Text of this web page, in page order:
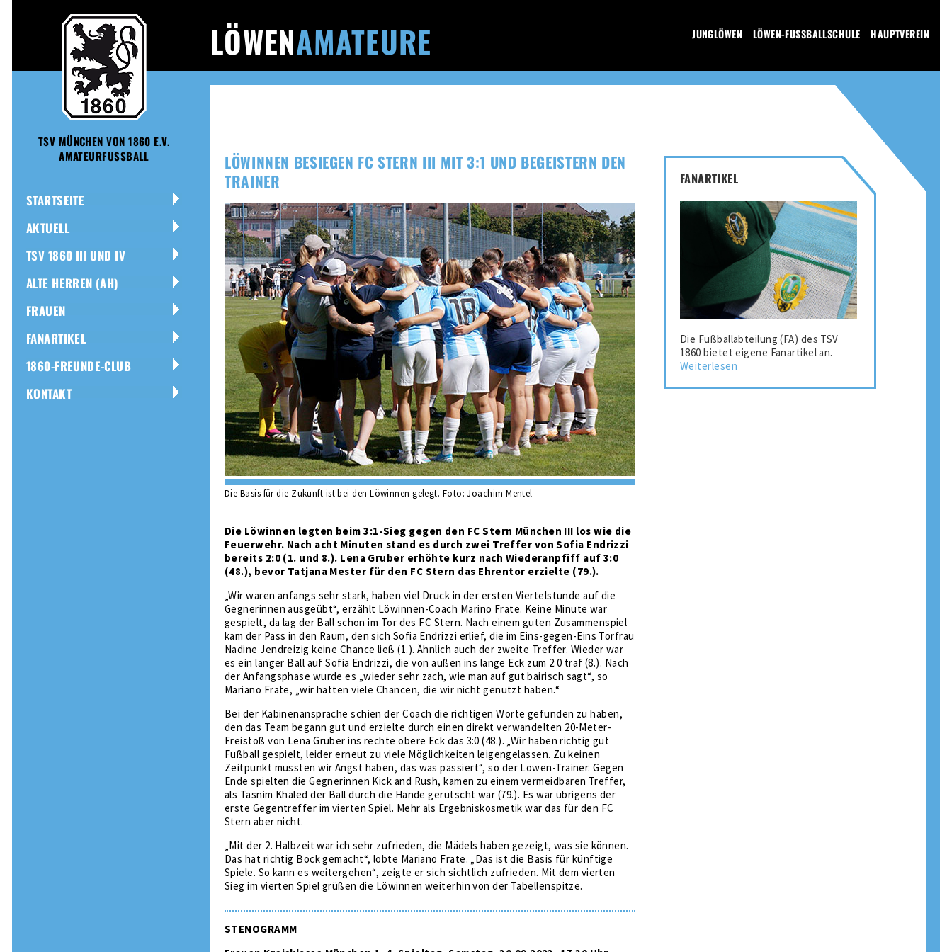
TSV MÜNCHEN VON 1860 E.V.
AMATEURFUSSBALL
LÖWENAMATEURE JUNGLÖWEN LÖWEN-FUSSBALLSCHULE HAUPTVEREIN
STARTSEITE
AKTUELL
TSV 1860 III UND IV
ALTE HERREN (AH)
FRAUEN
FANARTIKEL
1860-FREUNDE-CLUB
KONTAKT
LÖWINNEN BESIEGEN FC STERN III MIT 3:1 UND BEGEISTERN DEN
TRAINER
Die Basis für die Zukunft ist bei den Löwinnen gelegt. Foto: Joachim Mentel
Die Löwinnen legten beim 3:1-Sieg gegen den FC Stern München III los wie die
Feuerwehr. Nach acht Minuten stand es durch zwei Treffer von Sofia Endrizzi
bereits 2:0 (1. und 8.). Lena Gruber erhöhte kurz nach Wiederanpfiff auf 3:0
(48.), bevor Tatjana Mester für den FC Stern das Ehrentor erzielte (79.).
„Wir waren anfangs sehr stark, haben viel Druck in der ersten Viertelstunde auf die
Gegnerinnen ausgeübt“, erzählt Löwinnen-Coach Marino Frate. Keine Minute war
gespielt, da lag der Ball schon im Tor des FC Stern. Nach einem guten Zusammenspiel
kam der Pass in den Raum, den sich Sofia Endrizzi erlief, die im Eins-gegen-Eins Torfrau
Nadine Jendreizig keine Chance ließ (1.). Ähnlich auch der zweite Treffer. Wieder war
es ein langer Ball auf Sofia Endrizzi, die von außen ins lange Eck zum 2:0 traf (8.). Nach
der Anfangsphase wurde es „wieder sehr zach, wie man auf gut bairisch sagt“, so
Mariano Frate, „wir hatten viele Chancen, die wir nicht genutzt haben.“
Bei der Kabinenansprache schien der Coach die richtigen Worte gefunden zu haben,
den das Team begann gut und erzielte durch einen direkt verwandelten 20-Meter-
Freistoß von Lena Gruber ins rechte obere Eck das 3:0 (48.). „Wir haben richtig gut
Fußball gespielt, leider erneut zu viele Möglichkeiten leigengelassen. Zu keinen
Zeitpunkt mussten wir Angst haben, das was passiert“, so der Löwen-Trainer. Gegen
Ende spielten die Gegnerinnen Kick and Rush, kamen zu einem vermeidbaren Treffer,
als Tasnim Khaled der Ball durch die Hände gerutscht war (79.). Es war übrigens der
erste Gegentreffer im vierten Spiel. Mehr als Ergebniskosmetik war das für den FC
Stern aber nicht.
„Mit der 2. Halbzeit war ich sehr zufrieden, die Mädels haben gezeigt, was sie können.
Das hat richtig Bock gemacht“, lobte Mariano Frate. „Das ist die Basis für künftige
Spiele. So kann es weitergehen“, zeigte er sich sichtlich zufrieden. Mit dem vierten
Sieg im vierten Spiel grüßen die Löwinnen weiterhin von der Tabellenspitze.
STENOGRAMM
FANARTIKEL
Die Fußballabteilung (FA) des TSV
1860 bietet eigene Fanartikel an.
Weiterlesen